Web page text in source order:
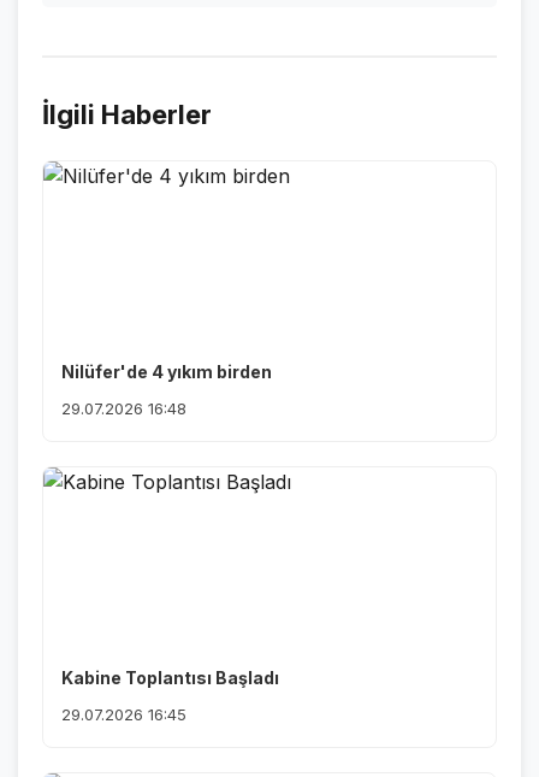
İlgili Haberler
Nilüfer'de 4 yıkım birden
29.07.2026 16:48
Kabine Toplantısı Başladı
29.07.2026 16:45